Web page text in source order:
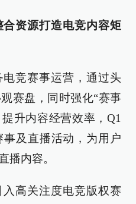
资源打造电竞内容矩
竞赛事运营，通过头
赛盘，同时强化“赛事
升内容经营效率，Q1
及直播活动，为用户
播内容。
高关注度电竞版权赛